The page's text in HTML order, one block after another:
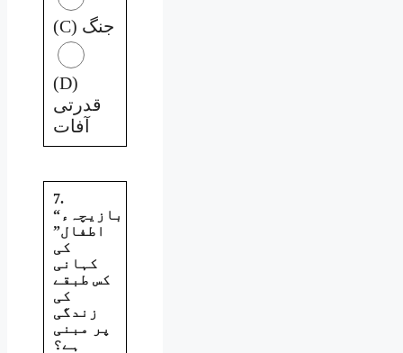
(C) جنگ
(D)
قدرتی
آفات
7.
“بازیچہء
اطفال”
کی
کہانی
کس طبقے
کی
زندگی
پر مبنی
ہے؟